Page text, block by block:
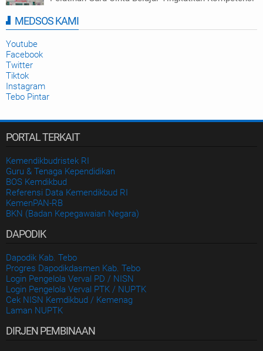
Disdikbud Kab. Tebo
MEDSOS KAMI
Youtube
Facebook
Twitter
Tiktok
Instagram
Tebo Pintar
PORTAL TERKAIT
Kemendikbudristek RI
Guru & Tenaga Kependidikan
BOS Kemdikbud
Referensi Data Kemendikbud RI
KemenPAN-RB
BKN (Badan Kepegawaian Negara)
DAPODIK
Dapodik Kab. Tebo
Progres Dapodikdasmen Kab. Tebo
Login Pengelola Verval PD / NISN
Login Pengelola Verval PTK / NUPTK
Cek NISN Kemdikbud / Kemenag
Laman NUPTK
DIRJEN PEMBINAAN